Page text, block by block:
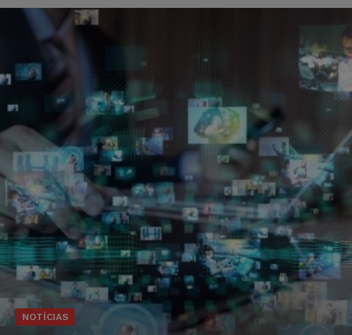
NOTÍCIAS